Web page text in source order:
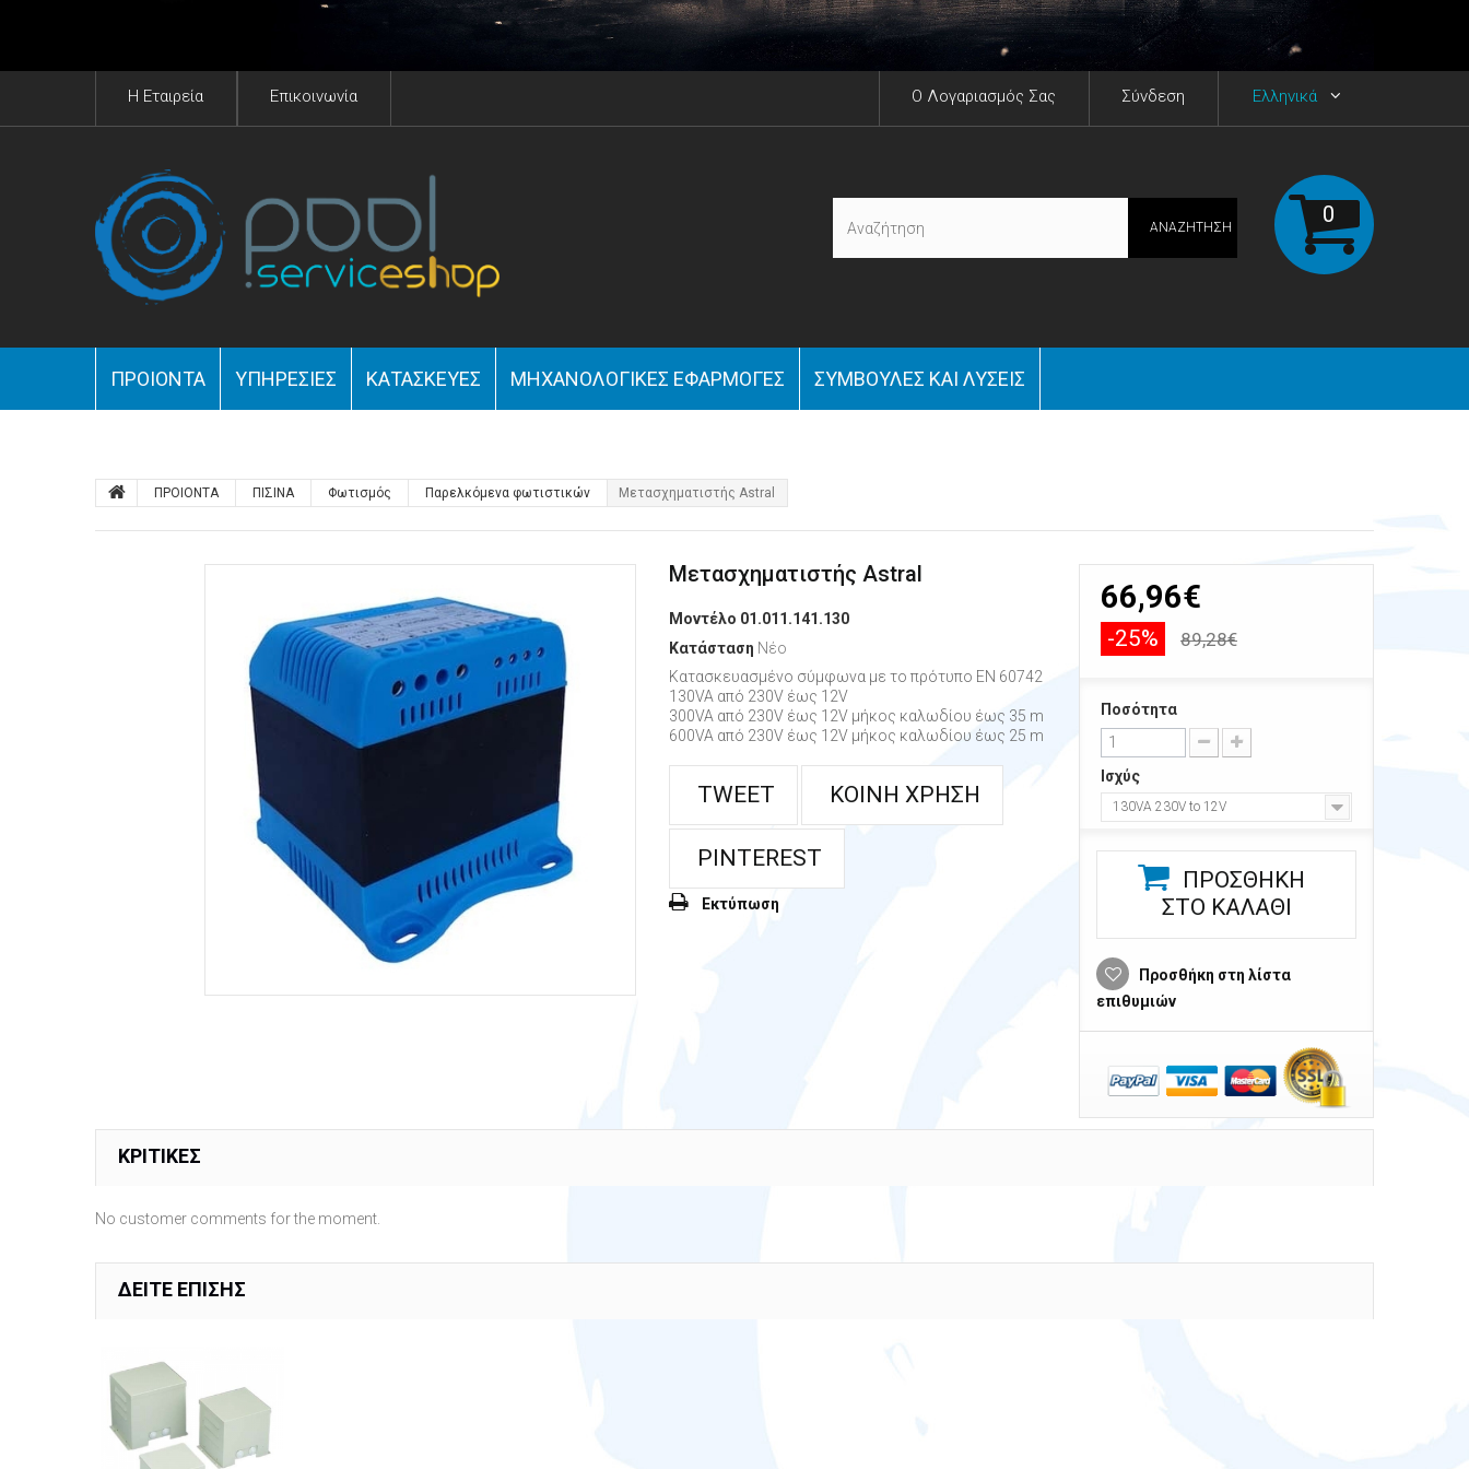
H Eταιρεία Επικοινωνία Ελληνικά
Σύνδεση
O Λογαριασμός Σας
0
ΑΝΑΖΉΤΗΣΗ
ΠΡΟΙΟΝΤΑ YΠΗΡΕΣΊΕΣ ΚΑΤΑΣΚΕΥΈΣ ΜΗΧΑΝΟΛΟΓΙΚΈΣ ΕΦΑΡΜΟΓΈΣ ΣΥΜΒΟΥΛΈΣ ΚΑΙ ΛΎΣΕΙΣ
ΠΡΟΙΟΝΤΑ ΠΙΣΙΝΑ Φωτισμός Παρελκόμενα φωτιστικών Μετασχηματιστής Astral
Μετασχηματιστής Astral
Μοντέλο 01.011.141.130
Κατάσταση Νέο
Κατασκευασμένο σύμφωνα με το πρότυπο EN 60742
130VA από 230V έως 12V
300VA από 230V έως 12V μήκος καλωδίου έως 35 m
600VA από 230V έως 12V μήκος καλωδίου έως 25 m
TWEET ΚΟΙΝΉ ΧΡΉΣΗ
PINTEREST
Εκτύπωση
66,96€
-25% 89,28€
Ποσότητα
Ισχύς
130VA 230V to 12V
ΠΡΟΣΘΉΚΗ
ΣΤΟ ΚΑΛΆΘΙ
Προσθήκη στη λίστα
επιθυμιών
ΚΡΙΤΙΚΈΣ
No customer comments for the moment.
ΔΕΊΤΕ ΕΠΊΣΗΣ